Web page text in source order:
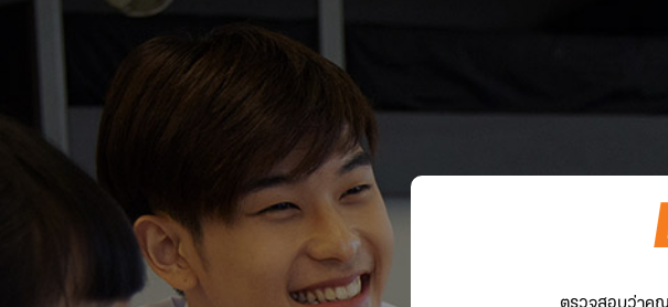
ตรวจสอบว่าคุ